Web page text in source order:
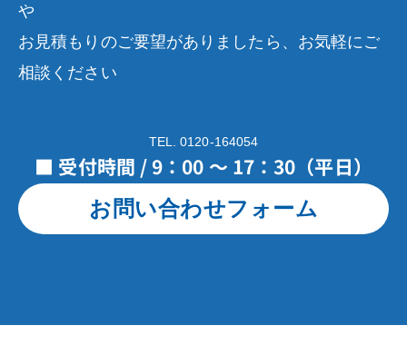
や
お見積もりのご要望がありましたら、お気軽にご
相談ください
TEL. 0120-164054
■ 受付時間 / 9：00 ～ 17：30（平日）
お問い合わせフォーム